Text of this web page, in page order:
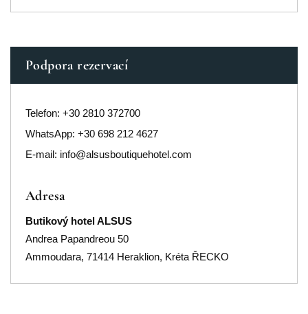
Podpora rezervací
Telefon: +30 2810 372700
WhatsApp: +30 698 212 4627
E-mail: info@alsusboutiquehotel.com
Adresa
Butikový hotel ALSUS
Andrea Papandreou 50
Ammoudara, 71414 Heraklion, Kréta ŘECKO